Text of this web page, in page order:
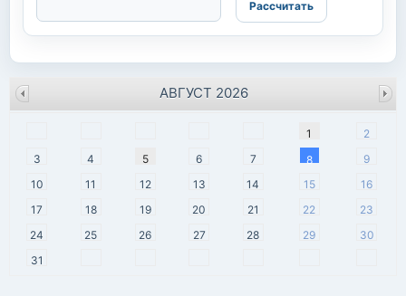
1
2
3
4 5 6 7 8
9
10
11 12 13 14 15
16
17
18 19 20 21 22
23
24
25 26 27 28 29
30
31
АВГУСТ 2026